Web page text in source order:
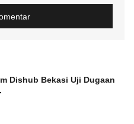
Dishub Bekasi Uji Dugaan